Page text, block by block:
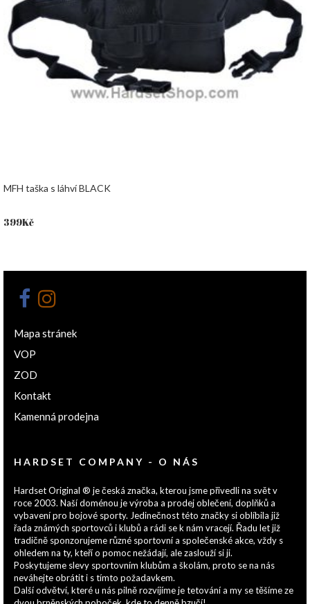
MFH taška s láhví BLACK
399Kč
Mapa stránek
VOP
ZOD
Kontakt
Kamenná prodejna
HARDSET COMPANY - O NÁS
Hardset Original ® je česká značka, kterou jsme přivedli na svět v
roce 2003. Naší doménou je výroba a prodej oblečení, doplňků a
vybavení pro bojové sporty. Jedinečnost této značky si oblíbila již
řada známých sportovců i klubů a rádi se k nám vracejí. Řadu let již
tradičně sponzorujeme různé sportovní a společenské akce, vždy s
ohledem na ty, kteří o pomoc nežádají, ale zaslouží si ji.
Poskytujeme slevy sportovním klubům a školám, proto se na nás
neváhejte obrátit i s tímto požadavkem.
Další odvětví, které u nás pilně rozvíjíme je tetování a my se těšíme ze